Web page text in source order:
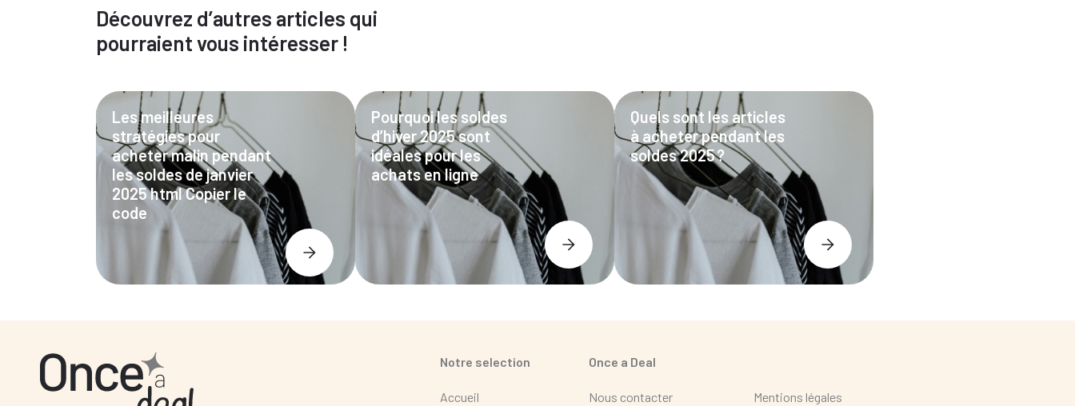
Découvrez d’autres articles qui
pourraient vous intéresser !
Les meilleures
stratégies pour
acheter malin pendant
les soldes de janvier
2025 html Copier le
code
Pourquoi les soldes
d’hiver 2025 sont
idéales pour les
achats en ligne
Quels sont les articles
à acheter pendant les
soldes 2025 ?
Notre selection
Accueil
Once a Deal
Nous contacter Mentions légales